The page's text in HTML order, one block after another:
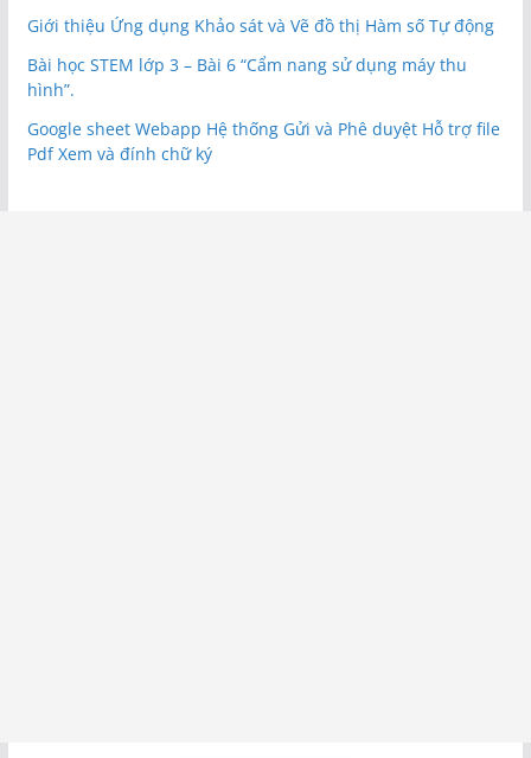
Giới thiệu Ứng dụng Khảo sát và Vẽ đồ thị Hàm số Tự động
Bài học STEM lớp 3 – Bài 6 “Cẩm nang sử dụng máy thu
hình”.
Google sheet Webapp Hệ thống Gửi và Phê duyệt Hỗ trợ file
Pdf Xem và đính chữ ký